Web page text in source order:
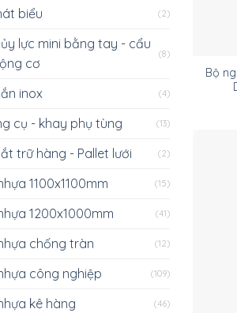
biểu (2)
lực mini bằng tay - cẩu
cơ
(8)
inox (4)
cụ - khay phụ tùng (13)
trữ hàng - Pallet lưới (2)
1100x1100mm (15)
1200x1000mm (41)
chống tràn (12)
công nghiệp (109)
kê hàng (46)
Bộ